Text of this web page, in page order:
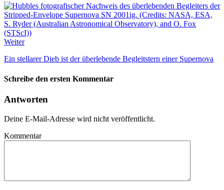
Weiter
Ein stellarer Dieb ist der überlebende Begleitstern einer Supernova
Schreibe den ersten Kommentar
Antworten
Deine E-Mail-Adresse wird nicht veröffentlicht.
Kommentar